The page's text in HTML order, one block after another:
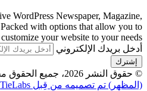
WordPress Newspaper, Magazine,
with options that allow you to
your website to your needs.
أدخل بريدك الإلكتروني
© حقوق النشر 2026، جميع الحقوق محفوظة |
(المظهر) تم تصميمه من قِبل TieLabs